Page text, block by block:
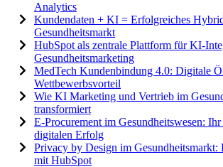
Analytics
Kundendaten + KI = Erfolgreiches
Gesundheitsmarkt
HubSpot als zentrale Plattform für KI-
Gesundheitsmarketing
MedTech Kundenbindung 4.0: Digitale
Wettbewerbsvorteil
Wie KI Marketing und Vertrieb im
transformiert
E-Procurement im Gesundheitswesen:
digitalen Erfolg
Privacy by Design im
mit HubSpot